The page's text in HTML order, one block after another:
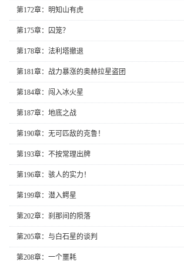
第172章：明知山有虎
第175章：囚笼？
第178章：法利塔撤退
第181章：战力暴涨的奥赫拉星盗团
第184章：闯入冰火星
第187章：地底之战
第190章：无可匹敌的克鲁！
第193章：不按常理出牌
第196章：骇人的实力！
第199章：潜入鳄星
第202章：刹那间的陨落
第205章：与白石星的谈判
第208章：一个噩耗